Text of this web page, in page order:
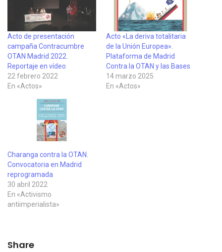
Acto de presentación
campaña Contracumbre
OTAN Madrid 2022.
Reportaje en vídeo
22 febrero 2022
En «Actos»
Acto «La deriva totalitaria
de la Unión Europea».
Plataforma de Madrid
Contra la OTAN y las Bases
14 marzo 2025
En «Actos»
Charanga contra la OTAN.
Convocatoria en Madrid
reprogramada
30 abril 2022
En «Activismo
antiimperialista»
Share